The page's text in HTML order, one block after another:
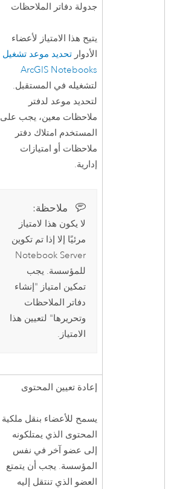
جدولة دفاتر الملاحظات
يتيح هذا الامتياز لأعضاء
الأدوارتحديد موعد تشغيل
ArcGIS Notebooks
لتشغيله في المستقبل.
لتحديد موعد لدفتر
ملاحظات معين، يجب على
المستخدم امتلاك دفتر
ملاحظات أو امتيازات
إدارية.
ملاحظة:‏
لا يكون هذا لامتياز
مرئيًا إلا إذا تم تكوين
Notebook Server
للمؤسسة. يجب
تمكين امتياز "إنشاء
دفاتر الملاحظات
وتحريرها" لتعيين هذا
الامتياز.
إعادة تعيين المحتوى
يسمح للأعضاء بنقل ملكية
المحتوى الذي يمتلكونه
إلى عضو آخر في نفس
المؤسسة. يجب أن يتمتع
العضو الذي تنتقل إليه